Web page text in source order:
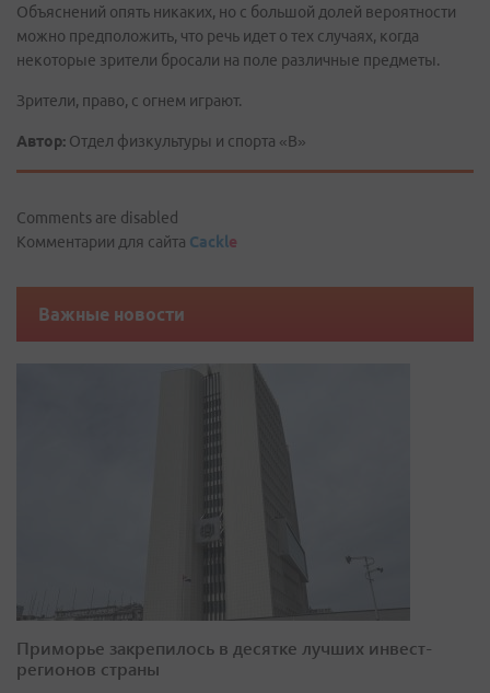
Объяснений опять никаких, но с большой долей вероятности
можно предположить, что речь идет о тех случаях, когда
некоторые зрители бросали на поле различные предметы.
Зрители, право, с огнем играют.
Автор: Отдел физкультуры и спорта «В»
Comments are disabled
Комментарии для сайта Cackle
Важные новости
Приморье закрепилось в десятке лучших инвест-
регионов страны